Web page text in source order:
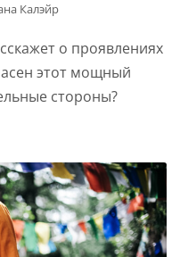
Калэйр
о проявлениях
этот мощный
стороны?